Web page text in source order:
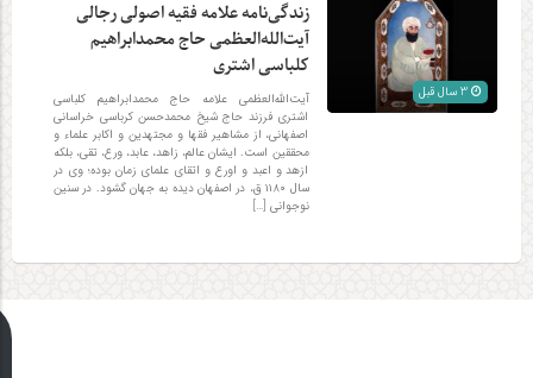
زندگی‌نامه علامه فقیه اصولی رجالی
آیت‌الله‌العظمی حاج محمدابراهیم
کلباسی اشتری
آیت‌الله‌العظمی علامه حاج محمدابراهیم کلباسی
اشتری فرزند حاج شیخ محمدحسن کرباسی خراسانی
اصفهانی، از مشاهیر فقها و مجتهدین و اکابر علماء و
محققین است. ایشان عالم، زاهد، عابد، ورع، تقی، بلکه
ازهد و اعبد و اورع و اتقای علمای زمان بوده؛ وی در
سال ۱۱۸۰ ق، در اصفهان دیده به جهان گشود. در سنین
نوجوانی […]